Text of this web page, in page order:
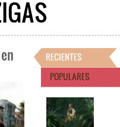
RECIENTES
POPULARES